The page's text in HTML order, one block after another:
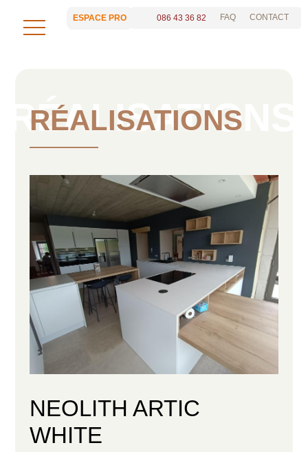
ESPACE PRO 086 43 36 82 FAQ CONTACT
RÉALISATIONS
NEOLITH ARTIC
WHITE